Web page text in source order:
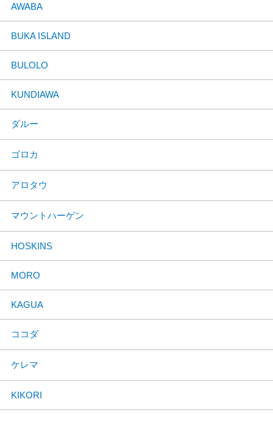
AWABA
BUKA ISLAND
BULOLO
KUNDIAWA
ダルー
ゴロカ
アロタウ
マウントハーゲン
HOSKINS
MORO
KAGUA
ココダ
ケレマ
KIKORI